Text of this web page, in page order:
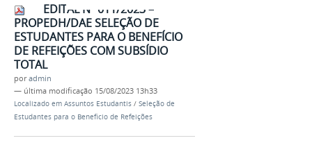
EDITAL Nº 011/2023 –
PROPEDH/DAE SELEÇÃO DE
ESTUDANTES PARA O BENEFÍCIO
DE REFEIÇÕES COM SUBSÍDIO
TOTAL
poradmin
— última modificação 15/08/2023 13h33
Localizado em Assuntos Estudantis / Seleção de
Estudantes para o Beneficio de Refeições